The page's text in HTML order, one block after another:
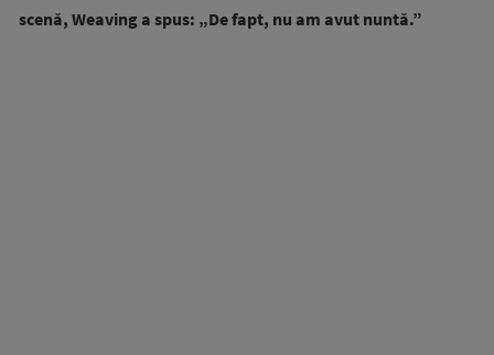
scenă, Weaving a spus: „De fapt, nu am avut nuntă.”